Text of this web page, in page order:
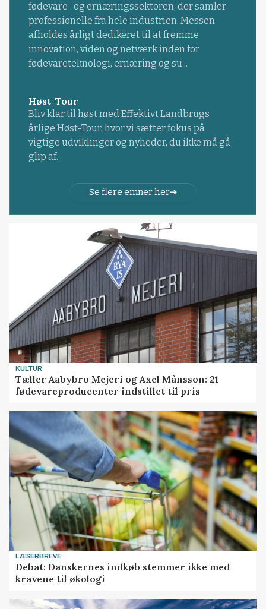
fødevare- og ernæringssektoren, der samler
professionelle fra hele industrien. Messen
afholdes årligt dedikeret til at fremme
innovation, viden og netværk inden for
fødevareteknologi, ernæring og su...
Høst-Tour
Bliv klar til høst med Effektivt Landbrugs
årlige Høst-Tour, hvor vi sætter fokus på
vigtige udviklinger og nyheder, du ikke må gå
glip af.
Se flere emner her
KULTUR
Tæller Aabybro Mejeri og Axel Månsson: 21
fødevareproducenter indstillet til pris
LÆSERBREVE
Debat: Danskernes indkøb stemmer ikke med
kravene til økologi